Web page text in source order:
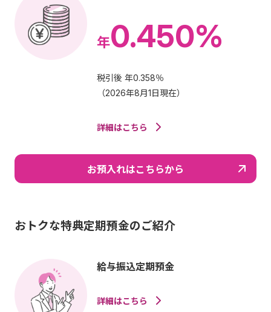
年0.450%
税引後 年0.358％
（2026年8月1日現在）
詳細はこちら
お預入れはこちらから
おトクな特典定期預金のご紹介
給与振込定期預金
詳細はこちら